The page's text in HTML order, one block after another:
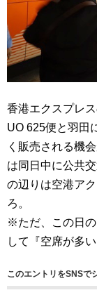
香港エクスプレ
UO 625便と羽田
く販売される機
は同日中に公共
の辺りは空港ア
ろ。
※ただ、この日
して『空席が多
このエントリをSNSで